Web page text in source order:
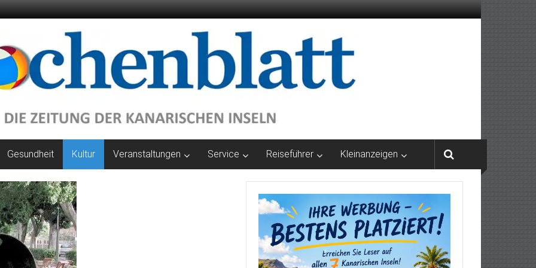
Gesundheit Kultur Veranstaltungen Service Reiseführer Kleinanzeigen